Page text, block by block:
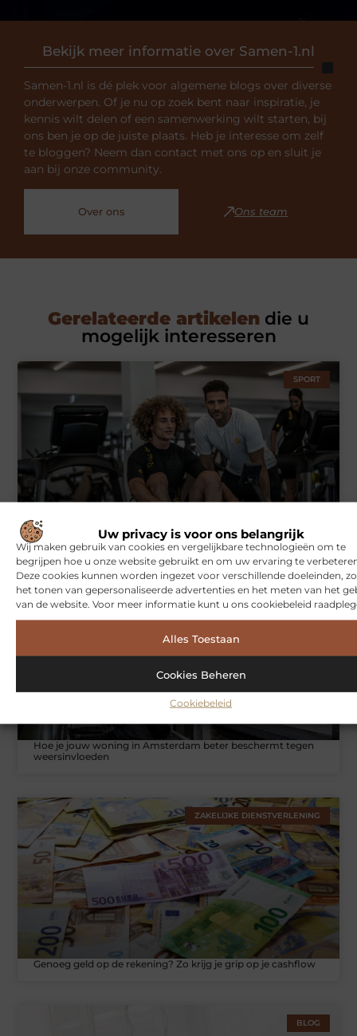
Uw privacy is voor ons belangrijk
Wij maken gebruik van cookies en vergelijkbare technologieën om te
begrijpen hoe u onze website gebruikt en om uw ervaring te
Deze cookies kunnen worden ingezet voor verschillende doeleinden,
het tonen van gepersonaliseerde advertenties en het meten van het
van de website. Voor meer informatie kunt u ons cookiebeleid
Alles Toestaan
Cookies Beheren
Cookiebeleid
Bekijk meer informatie over Samen-1.nl
Samen-1.nl is dé plek voor algemene blogs over diverse
onderwerpen. Of je nu op zoek bent naar inspiratie, je
kennis wilt delen of een samenwerking wilt starten, bij
ons ben je op de juiste plaats. Heb je interesse om zelf
te bloggen? Neem dan contact met ons op en sluit je
aan bij onze community.
Over ons Ons team
Gerelateerde artikelen die u
mogelijk interesseren
SPORT
Symbiont360: Innovatieve EMS-training in Utrecht voor een
effectieve workout
Hoe je jouw woning in Amsterdam beter beschermt tegen
weersinvloeden
ZAKELIJKE DIENSTVERLENING
Genoeg geld op de rekening? Zo krijg je grip op je cashflow
BLOG